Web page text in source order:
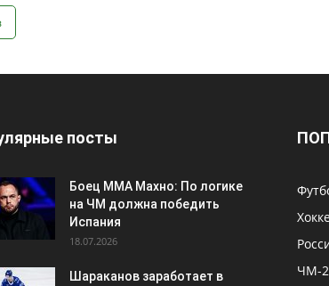
Шараканов заработает в
гонку российских снайперов
НХЛ, обойдя Кирилла
Капризова
22.03.2026
КХЛ
НХЛ